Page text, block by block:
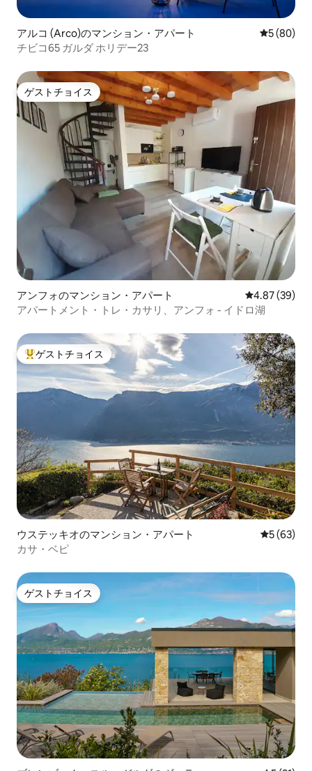
アルコ (Arco)のマンション・アパート レビュー
5 (80)
チビコ65 ガルダ ホリデー23
ゲストチョイス
ゲストチョイス
アンフォのマンション・アパート レビュー39
4.87 (39)
アパートメント・トレ・カサリ、アンフォ - イドロ湖
大好評のゲストチョイスです。
ゲストチョイス
ウステッキオのマンション・アパート レビュー
5 (63)
カサ・ベピ
ゲストチョイス
ゲストチョイス